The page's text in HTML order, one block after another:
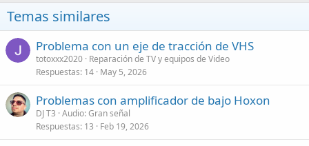
Temas similares
Problema con un eje de tracción de VHS
totoxxx2020 Reparación de TV y equipos de Video
Respuestas 14 May 5, 2026
Problemas con amplificador de bajo Hoxon
DJ T3 Audio: Gran señal
Respuestas 13 Feb 19, 2026